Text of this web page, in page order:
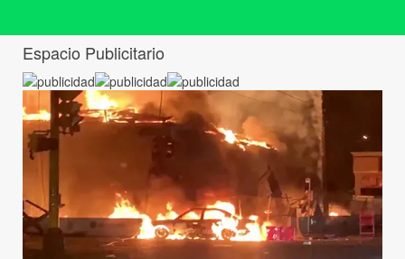
Espacio Publicitario